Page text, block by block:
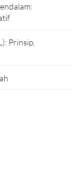
Prinsip,